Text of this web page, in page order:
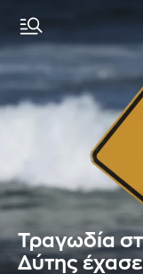
Τραγωδία
Δύτης